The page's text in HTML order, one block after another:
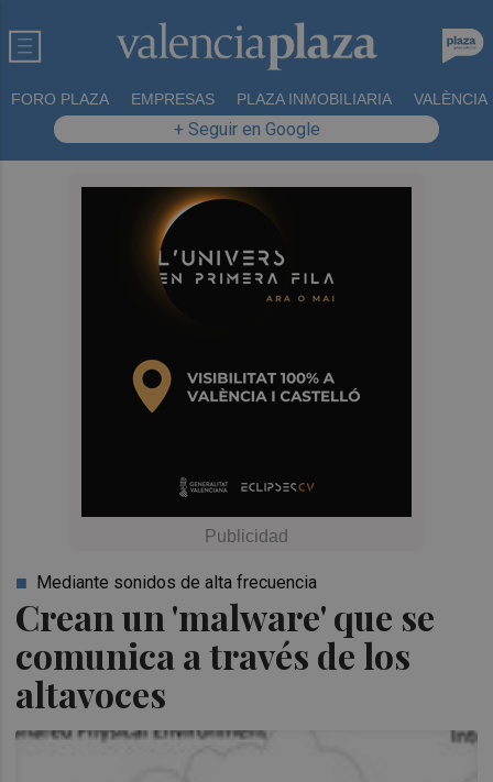
FORO PLAZA EMPRESAS PLAZA INMOBILIARIA VALÈNCIA
+ Seguir en Google
Crean un 'malware' que se
comunica a través de los
altavoces
Mediante sonidos de alta frecuencia